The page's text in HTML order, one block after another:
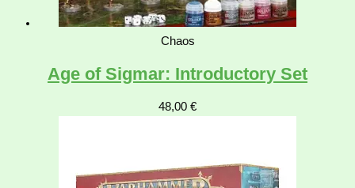
Chaos
Age of Sigmar: Introductory Set
48,00 €